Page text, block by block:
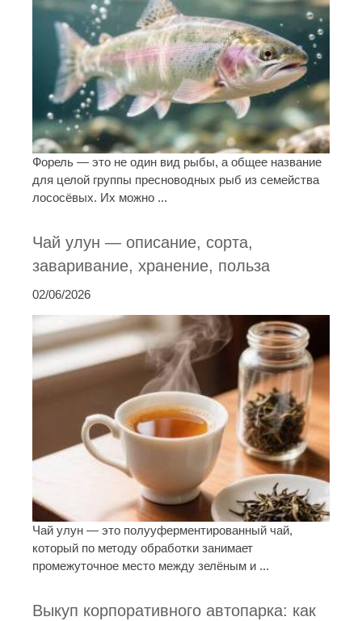
Форель — это не один вид рыбы, а общее название
для целой группы пресноводных рыб из семейства
лососёвых. Их можно ...
Чай улун — описание, сорта,
заваривание, хранение, польза
02/06/2026
Чай улун — это полууферментированный чай,
который по методу обработки занимает
промежуточное место между зелёным и ...
Выкуп корпоративного автопарка: как